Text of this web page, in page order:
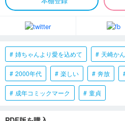
姉ちゃんより愛を込めて 天崎か
2000年代 楽しい 奔放
成年コミックマーク 童貞